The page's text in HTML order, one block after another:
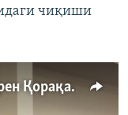
чиқиши
Cуверен Ўзбекистондаги суверен Қорақалпоғистон. Тарихий контекст